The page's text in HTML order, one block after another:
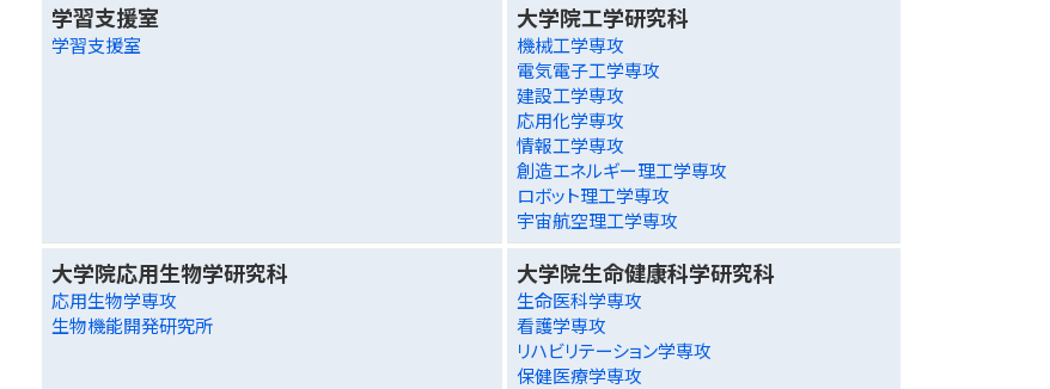
学習支援室
学習支援室
大学院工学研究科
機械工学専攻
電気電子工学専攻
建設工学専攻
応用化学専攻
情報工学専攻
創造エネルギー理工学専攻
ロボット理工学専攻
宇宙航空理工学専攻
大学院応用生物学研究科
応用生物学専攻
生物機能開発研究所
大学院生命健康科学研究科
生命医科学専攻
看護学専攻
リハビリテーション学専攻
保健医療学専攻